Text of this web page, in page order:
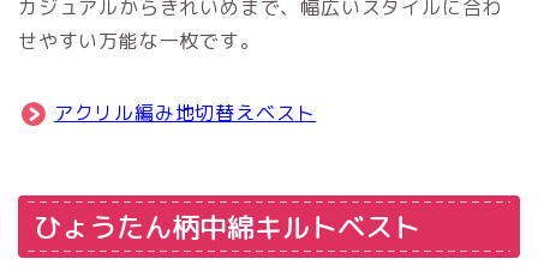
カジュアルからきれいめまで、幅広いスタイルに合わ
せやすい万能な一枚です。
アクリル編み地切替えベスト
ひょうたん柄中綿キルトベスト